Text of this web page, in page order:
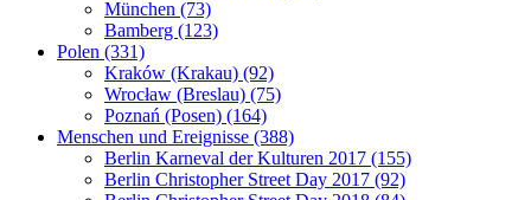
München (73)
Bamberg (123)
Polen (331)
Kraków (Krakau) (92)
Wrocław (Breslau) (75)
Poznań (Posen) (164)
Menschen und Ereignisse (388)
Berlin Karneval der Kulturen 2017 (155)
Berlin Christopher Street Day 2017 (92)